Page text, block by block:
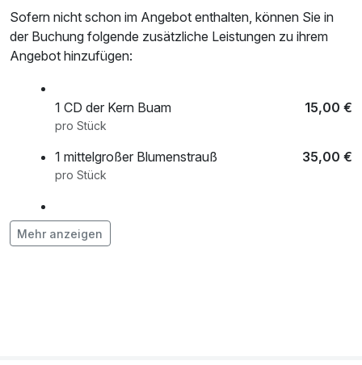
Sofern nicht schon im Angebot enthalten, können Sie in
der Buchung folgende zusätzliche Leistungen zu ihrem
Angebot hinzufügen:
1 CD der Kern Buam 15,00 €
pro Stück
1 mittelgroßer Blumenstrauß 35,00 €
pro Stück
Hund
Mehr anzeigen